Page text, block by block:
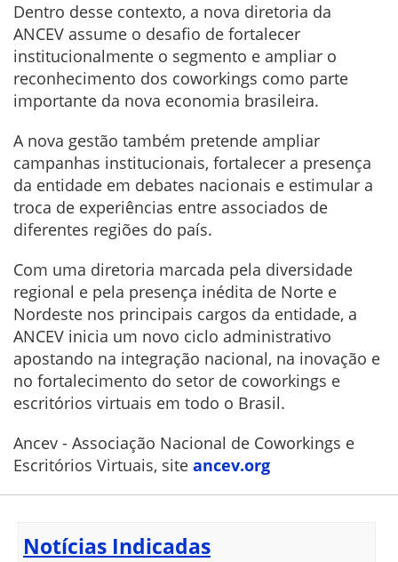
Dentro desse contexto, a nova diretoria da
ANCEV assume o desafio de fortalecer
institucionalmente o segmento e ampliar o
reconhecimento dos coworkings como parte
importante da nova economia brasileira.
A nova gestão também pretende ampliar
campanhas institucionais, fortalecer a presença
da entidade em debates nacionais e estimular a
troca de experiências entre associados de
diferentes regiões do país.
Com uma diretoria marcada pela diversidade
regional e pela presença inédita de Norte e
Nordeste nos principais cargos da entidade, a
ANCEV inicia um novo ciclo administrativo
apostando na integração nacional, na inovação e
no fortalecimento do setor de coworkings e
escritórios virtuais em todo o Brasil.
Ancev - Associação Nacional de Coworkings e
Escritórios Virtuais, site ancev.org
Notícias Indicadas